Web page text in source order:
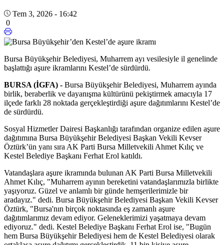
Tem 3, 2026 - 16:42
0
Bursa Büyükşehir Belediyesi, Muharrem ayı vesilesiyle il genelinde
başlattığı aşure ikramlarını Kestel’de sürdürdü.
BURSA (İGFA) - Bursa Büyükşehir Belediyesi, Muharrem ayında
birlik, beraberlik ve dayanışma kültürünü pekiştirmek amacıyla 17
ilçede farklı 28 noktada gerçekleştirdiği aşure dağıtımlarını Kestel’de
de sürdürdü.
Sosyal Hizmetler Dairesi Başkanlığı tarafından organize edilen aşure
dağıtımına Bursa Büyükşehir Belediyesi Başkan Vekili Kevser
Öztürk’ün yanı sıra AK Parti Bursa Milletvekili Ahmet Kılıç ve
Kestel Belediye Başkanı Ferhat Erol katıldı.
Vatandaşlara aşure ikramında bulunan AK Parti Bursa Milletvekili
Ahmet Kılıç, "Muharrem ayının bereketini vatandaşlarımızla birlikte
yaşıyoruz. Güzel ve anlamlı bir günde hemşerilerimizle bir
aradayız." dedi. Bursa Büyükşehir Belediyesi Başkan Vekili Kevser
Öztürk, "Bursa'nın birçok noktasında eş zamanlı aşure
dağıtımlarımız devam ediyor. Geleneklerimizi yaşatmaya devam
ediyoruz." dedi. Kestel Belediye Başkanı Ferhat Erol ise, "Bugün
hem Bursa Büyükşehir Belediyesi hem de Kestel Belediyesi olarak